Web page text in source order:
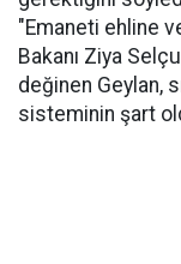
"Emaneti ehline
Bakanı Ziya
değinen Geylan,
sisteminin şart